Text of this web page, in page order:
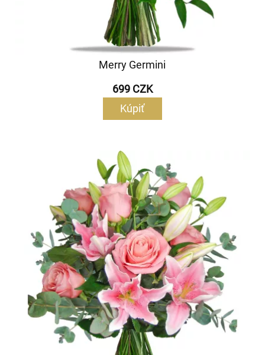
Merry Germini
699 CZK
Kúpiť